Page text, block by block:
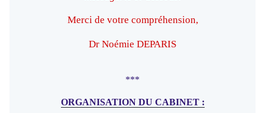
Merci de votre compréhension,
Dr Noémie DEPARIS
***
ORGANISATION DU CABINET :